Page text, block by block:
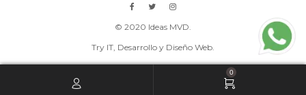
© 2020 Ideas MVD.
Try IT , Desarrollo y Diseño Web.
0